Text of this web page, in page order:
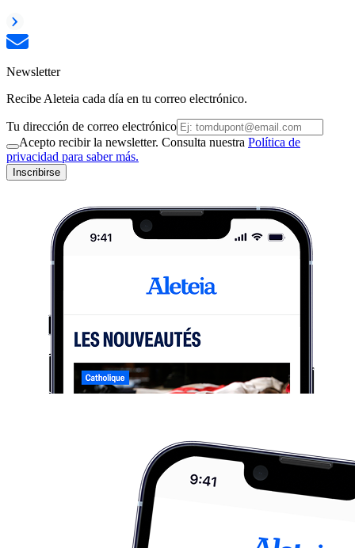
Newsletter
Recibe Aleteia cada día en tu correo electrónico.
Tu dirección de correo electrónico
Acepto recibir la newsletter. Consulta nuestra Política de
privacidad para saber más.
Inscribirse